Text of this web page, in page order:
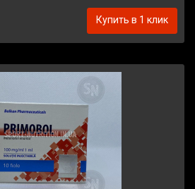
Купить в 1 клик